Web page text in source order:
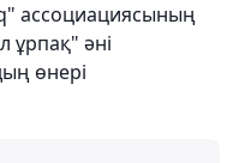
ассоциациясының
ұрпақ" әні
өнері